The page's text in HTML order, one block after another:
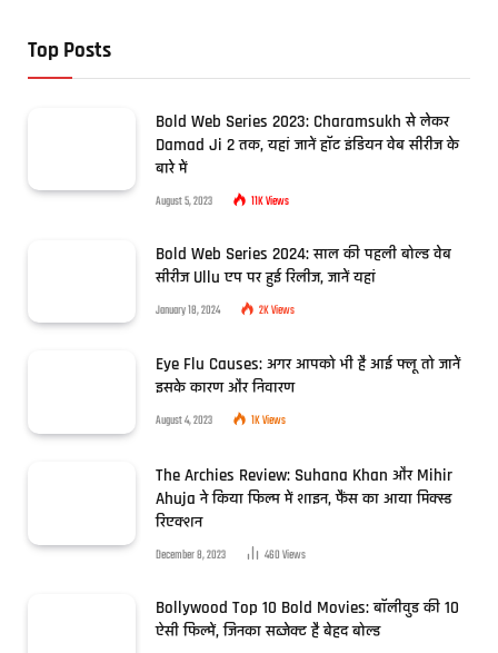
Top Posts
Bold Web Series 2023: Charamsukh से लेकर
Damad Ji 2 तक, यहां जानें हॉट इंडियन वेब सीरीज के
बारे में
August 5, 2023 11KViews
Bold Web Series 2024: साल की पहली बोल्ड वेब
सीरीज Ullu एप पर हुई रिलीज, जानें यहां
January 18, 2024 2KViews
Eye Flu Causes: अगर आपको भी है आई फ्लू तो जानें
इसके कारण और निवारण
August 4, 2023 1KViews
The Archies Review: Suhana Khan और Mihir
Ahuja ने किया फिल्म में शाइन, फैंस का आया मिक्स्ड
रिएक्शन
December 8, 2023 460Views
Bollywood Top 10 Bold Movies: बॉलीवुड की 10
ऐसी फिल्में, जिनका सब्जेक्ट है बेहद बोल्ड